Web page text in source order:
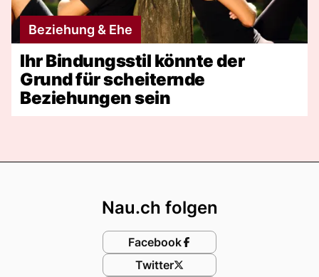
Beziehung & Ehe
Ihr Bindungsstil könnte der
Grund für scheiternde
Beziehungen sein
Nau.ch folgen
Facebook
Twitter